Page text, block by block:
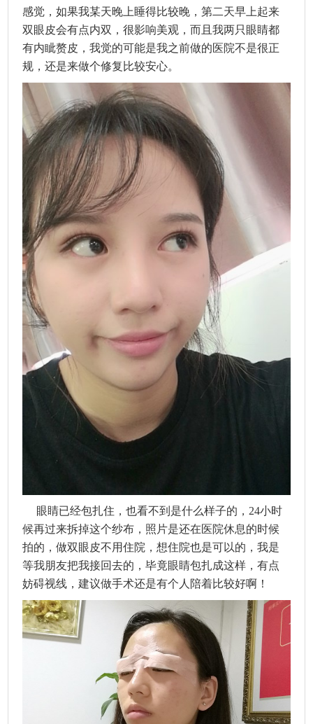
感觉，如果我某天晚上睡得比较晚，第二天早上起来
双眼皮会有点内双，很影响美观，而且我两只眼睛都
有内眦赘皮，我觉的可能是我之前做的医院不是很正
规，还是来做个修复比较安心。
眼睛已经包扎住，也看不到是什么样子的，24小时
候再过来拆掉这个纱布，照片是还在医院休息的时候
拍的，做双眼皮不用住院，想住院也是可以的，我是
等我朋友把我接回去的，毕竟眼睛包扎成这样，有点
妨碍视线，建议做手术还是有个人陪着比较好啊！